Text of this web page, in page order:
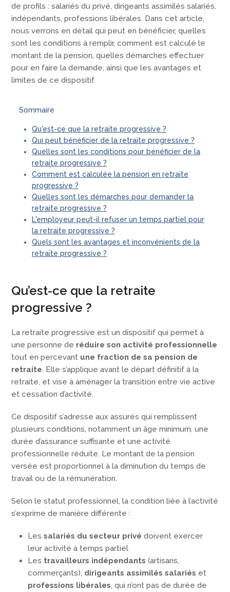
de profils : salariés du privé, dirigeants assimilés salariés,
indépendants, professions libérales. Dans cet article,
nous verrons en détail qui peut en bénéficier, quelles
sont les conditions à remplir, comment est calculé le
montant de la pension, quelles démarches effectuer
pour en faire la demande, ainsi que les avantages et
limites de ce dispositif.
Sommaire
Qu'est-ce que la retraite progressive ?
Qui peut bénéficier de la retraite progressive ?
Quelles sont les conditions pour bénéficier de la
retraite progressive ?
Comment est calculée la pension en retraite
progressive ?
Quelles sont les démarches pour demander la
retraite progressive ?
L'employeur peut-il refuser un temps partiel pour
la retraite progressive ?
Quels sont les avantages et inconvénients de la
retraite progressive ?
Qu’est-ce que la retraite
progressive ?
La retraite progressive est un dispositif qui permet à
une personne de réduire son activité professionnelle
tout en percevant une fraction de sa pension de
retraite. Elle s’applique avant le départ définitif à la
retraite, et vise à aménager la transition entre vie active
et cessation d’activité.
Ce dispositif s’adresse aux assurés qui remplissent
plusieurs conditions, notamment un âge minimum, une
durée d’assurance suffisante et une activité
professionnelle réduite. Le montant de la pension
versée est proportionnel à la diminution du temps de
travail ou de la rémunération.
Selon le statut professionnel, la condition liée à l’activité
s’exprime de manière différente :
Lessalariés du secteur privé doivent exercer
leur activité à temps partiel
Les travailleurs indépendants (artisans,
commerçants), dirigeants assimilés salariés et
professions libérales, qui n’ont pas de durée de